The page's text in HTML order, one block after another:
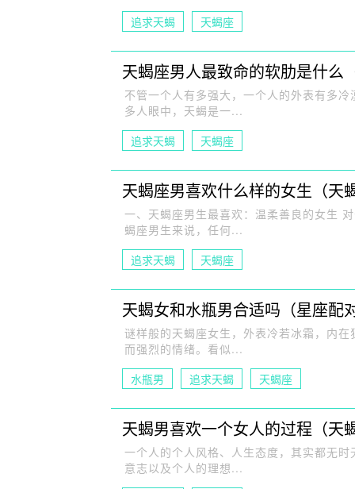
追求天蝎
天蝎座
天蝎座男人最致命的软肋是什么
不管一个人有多强大，一个人的外表有多
多人眼中，天蝎是一...
追求天蝎
天蝎座
天蝎座男喜欢什么样的女生（天
一、天蝎座男生最喜欢：温柔善良的女生
蝎座男生来说，任何...
追求天蝎
天蝎座
天蝎女和水瓶男合适吗（星座配
谜样般的天蝎座女生，外表冷若冰霜，内
而强烈的情绪。看似...
水瓶男
追求天蝎 天蝎座
天蝎男喜欢一个女人的过程（天
一个人的个人风格、人生态度，其实都无
意志以及个人的理想...